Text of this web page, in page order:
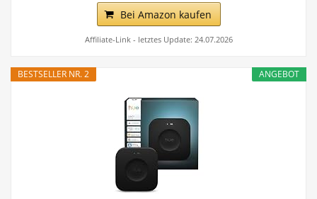
Bei Amazon kaufen
Affiliate-Link - letztes Update: 24.07.2026
ANGEBOT
BESTSELLER NR. 2